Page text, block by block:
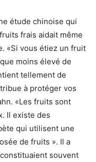
étude chinoise qui
frais aidait même
«Si vous étiez un fruit
moins élevé de
tellement de
à protéger vos
«Les fruits sont
Il existe des
qui utilisent une
de fruits ». Il a
souvent